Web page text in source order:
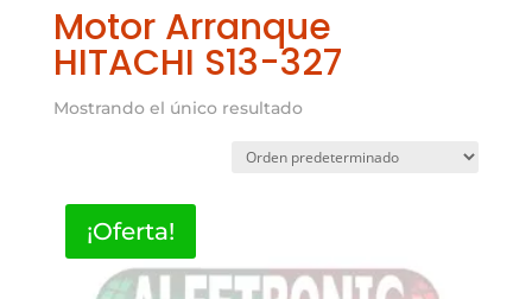
Motor Arranque
HITACHI S13-327
Mostrando el único resultado
¡Oferta!